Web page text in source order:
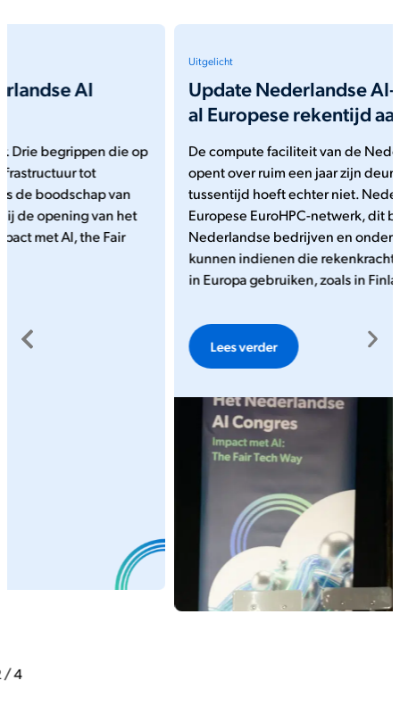
Update Nederlandse AI-fabriek: vraag nu
al Europese rekentijd aan
De compute faciliteit van de Nederlandse AI-Fabriek
opent over ruim een jaar zijn deuren. Stilzitten in de
tussentijd hoeft echter niet. Nederland hoort nu bij het
Europese EuroHPC-netwerk, dit betekent dat
Nederlandse bedrijven en onderzoekers projecten
kunnen indienen die rekenkracht van AI-fabrieken elders
in Europa gebruiken, zoals in Finland of Italië.
/4